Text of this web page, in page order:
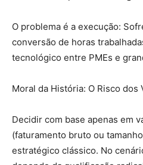
O problema é a execução:
conversão de horas
tecnológico entre PMEs e
Moral da História: O Risco dos
Decidir com base apenas em
(faturamento bruto ou
estratégico clássico. No